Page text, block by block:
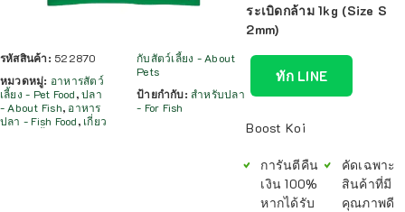
รหัสสินค้า: 522870
หมวดหมู่: อาหารสัตว์
เลี้ยง - Pet Food,ปลา
- About Fish, อาหาร
ปลา - Fish Food, เกี่ยว
กับสัตว์เลี้ยง - About
Pets
ป้ายกำกับ:สำหรับปลา
- For Fish
ระเบิดกล้าม 1kg (Size S
2mm)
ทัก LINE
Boost Koi
การันตีคืน
เงิน 100%
หากได้รับ
คัดเฉพาะ
สินค้าที่มี
คุณภาพดี